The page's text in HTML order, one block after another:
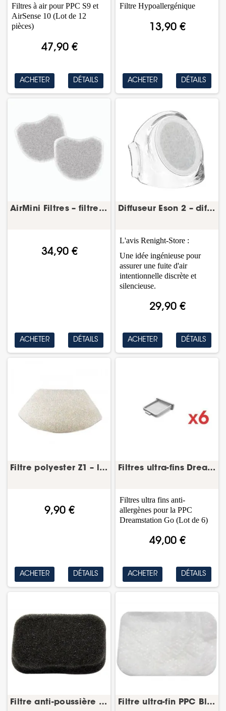
47,90 €
Filtres à air pour PPC S9 et
AirSense 10(Lot de 12
pièces)
ACHETER DÉTAILS
13,90 €
Filtre Hypoallergénique
ACHETER DÉTAILS
AirMini Filtres – filtre PPC – lot de 12 – ResMed
34,90 €
ACHETER DÉTAILS
Diffuseur Eson 2 – diffuseur masque CPAP –...
29,90 €
L'avis Renight-Store :
Une idée ingénieuse pour
assurer une fuite d'air
intentionnelle discrète et
silencieuse.
ACHETER DÉTAILS
Filtre polyester Z1 – lot de 2
9,90 €
ACHETER DÉTAILS
Filtres ultra-fins DreamStation Go – lot de 6 –...
49,00 €
Filtres ultra fins anti-
allergènes pour la PPC
Dreamstation Go (Lot de 6)
ACHETER DÉTAILS
Filtre anti-poussière PPC Blue-Devibiss Filtre ultra-fin PPC Blue – antibactérien